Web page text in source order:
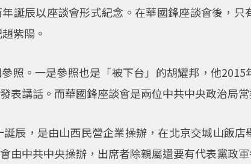
誕辰以座談會形式紀念。在華國鋒座談會後，
紫陽。
照。一是參照也是「被下台」的胡耀邦，他
表講話。而華國鋒座談會是兩位中共中央政治局
辰，是由山西民營企業操辦，在北京交城山飯
由中共中央操辦，出席者除親屬還要有代表黨政軍